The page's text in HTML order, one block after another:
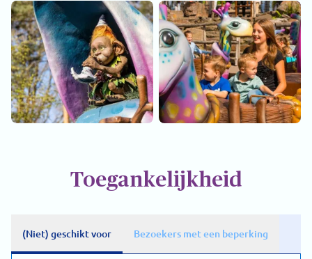
Toegankelijkheid
(Niet) geschikt voor Bezoekers met een beperking